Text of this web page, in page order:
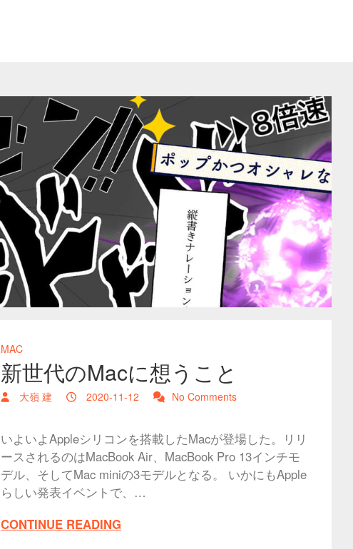
MAC
新世代のMacに想うこと
大嶺 建 2020-11-12 No Comments
いよいよAppleシリコンを搭載したMacが登場した。リリ
ースされるのはMacBook Air、MacBook Pro 13インチモ
デル、そしてMac miniの3モデルとなる。 いかにもApple
らしい発表イベントで、…
CONTINUE READING